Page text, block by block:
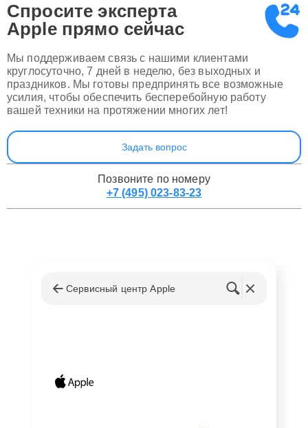
Спросите эксперта
Apple прямо сейчас
Мы поддерживаем связь с нашими клиентами
круглосуточно, 7 дней в неделю, без выходных и
праздников. Мы готовы предпринять все возможные
усилия, чтобы обеспечить бесперебойную работу
вашей техники на протяжении многих лет!
Задать вопрос
Позвоните по номеру
+7 (495) 023-83-23
Сервисный центр Apple